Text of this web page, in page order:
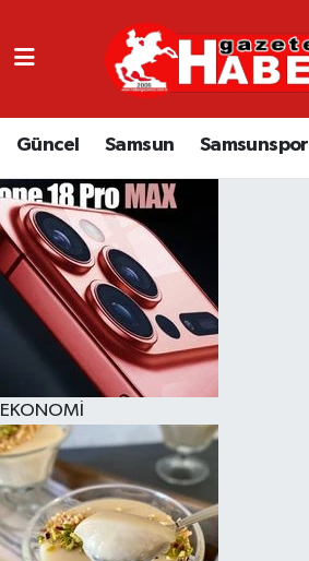
Güncel Samsun Samsunspor
EKONOMİ
GÜNCEL
SAMSUN
SAMSUNSPOR
EKONOMİ
YAŞAM